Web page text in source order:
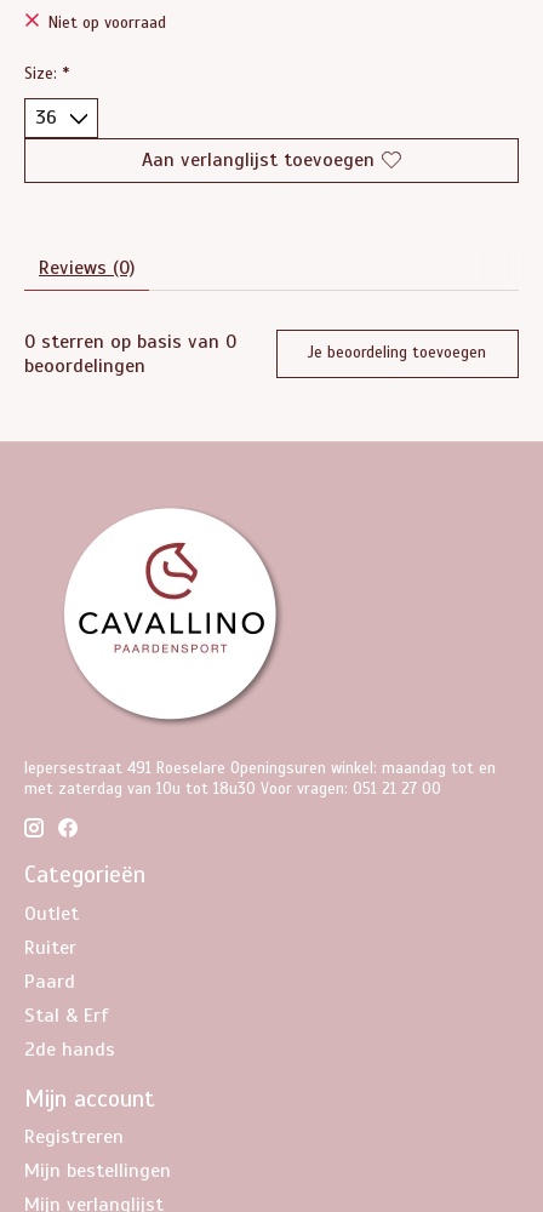
Niet op voorraad
Size: *
Aan verlanglijst toevoegen
Reviews (0)
0 sterren op basis van 0
beoordelingen
Je beoordeling toevoegen
Iepersestraat 491 Roeselare Openingsuren winkel: maandag tot en
met zaterdag van 10u tot 18u30 Voor vragen: 051 21 27 00
Categorieën
Outlet
Ruiter
Paard
Stal & Erf
2de hands
Mijn account
Registreren
Mijn bestellingen
Mijn verlanglijst